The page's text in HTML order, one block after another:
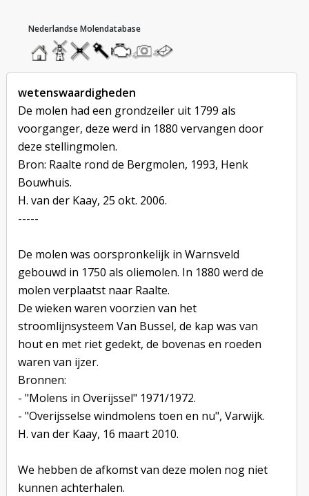
homemolendatabase
roedendatabase
assendatabase
motorendatabase
stuur
een
foto
stuur
een
bericht
wetenswaardigheden
De molen had een grondzeiler uit 1799 als
voorganger, deze werd in 1880 vervangen door
deze stellingmolen.
Bron: Raalte rond de Bergmolen, 1993, Henk
Bouwhuis.
H. van der Kaay, 25 okt. 2006.
-----
De molen was oorspronkelijk in Warnsveld
gebouwd in 1750 als oliemolen. In 1880 werd de
molen verplaatst naar Raalte.
De wieken waren voorzien van het
stroomlijnsysteem Van Bussel, de kap was van
hout en met riet gedekt, de bovenas en roeden
waren van ijzer.
Bronnen:
- "Molens in Overijssel" 1971/1972.
- "Overijsselse windmolens toen en nu", Varwijk.
H. van der Kaay, 16 maart 2010.
We hebben de afkomst van deze molen nog niet
kunnen achterhalen.